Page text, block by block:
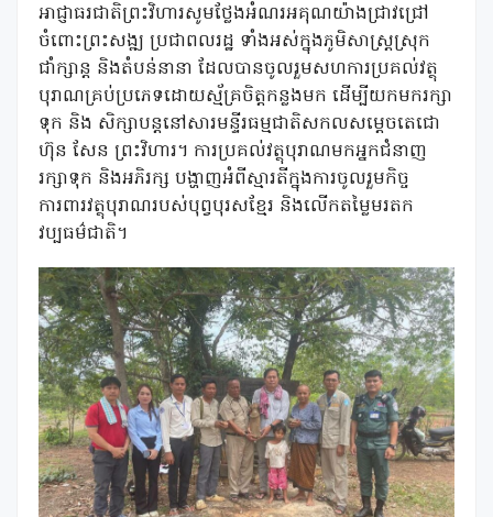
អាជ្ញាធរជាតិព្រះវិហារសូមថ្លែងអំណរអគុណយ៉ាងជ្រាវជ្រៅ
ចំពោះព្រះសង្ឍ ប្រជាពលរដ្ឋ ទាំងអស់ក្នុងភូមិសាស្រ្តស្រុក
ជាំក្សាន្ត និងតំបន់នានា ដែលបានចូលរួមសហការប្រគល់វត្ថុ
បុរាណគ្រប់ប្រភេទដោយស្ម័គ្រចិត្តកន្លងមក ដើម្បីយកមករក្សា
ទុក និង សិក្សាបន្ដនៅសារមន្ទីរធម្មជាតិសកលសម្តេចតេជោ
ហ៊ុន សែន ព្រះវិហារ។ ការប្រគល់វត្ថុបុរាណមកអ្នកជំនាញ
រក្សាទុក និងអភិរក្ស បង្ហាញអំពីស្មារតីក្នុងការចូលរួមកិច្ច
ការពារវត្ថុបុរាណរបស់បុព្វបុរសខ្មែរ និងលើកតម្លៃមរតក
វប្បធម៌ជាតិ។